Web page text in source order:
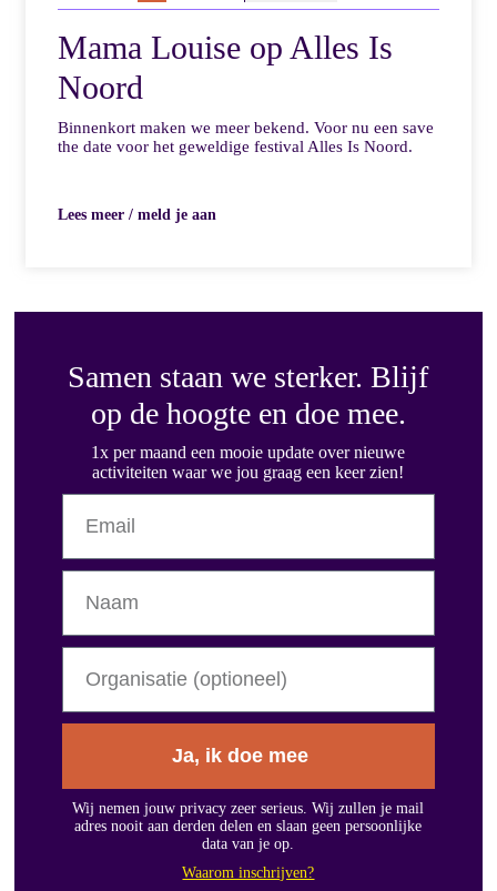
Mama Louise op Alles Is
Noord
Binnenkort maken we meer bekend. Voor nu een save
the date voor het geweldige festival Alles Is Noord.
Lees meer / meld je aan
Samen staan we sterker. Blijf
op de hoogte en doe mee.
1x per maand een mooie update over nieuwe
activiteiten waar we jou graag een keer zien!
Ja, ik doe mee
Wij nemen jouw privacy zeer serieus. Wij zullen je mail
adres nooit aan derden delen en slaan geen persoonlijke
data van je op.
Waarom inschrijven?